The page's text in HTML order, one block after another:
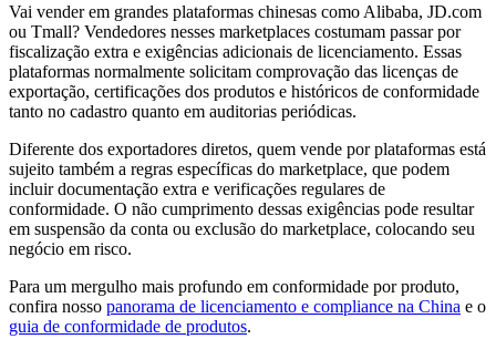
Vai vender em grandes plataformas chinesas como Alibaba, JD.com
ou Tmall? Vendedores nesses marketplaces costumam passar por
fiscalização extra e exigências adicionais de licenciamento. Essas
plataformas normalmente solicitam comprovação das licenças de
exportação, certificações dos produtos e históricos de conformidade
tanto no cadastro quanto em auditorias periódicas.
Diferente dos exportadores diretos, quem vende por plataformas está
sujeito também a regras específicas do marketplace, que podem
incluir documentação extra e verificações regulares de
conformidade. O não cumprimento dessas exigências pode resultar
em suspensão da conta ou exclusão do marketplace, colocando seu
negócio em risco.
Para um mergulho mais profundo em conformidade por produto,
confira nosso panorama de licenciamento e compliance na China e o
guia de conformidade de produtos.